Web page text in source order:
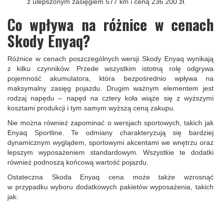
Co wpływa na różnice w cenach
Skody Enyaq?
Różnice w cenach poszczególnych wersji Skody Enyaq wynikają
z kilku czynników. Przede wszystkim istotną rolę odgrywa
pojemność akumulatora, która bezpośrednio wpływa na
maksymalny zasięg pojazdu. Drugim ważnym elementem jest
rodzaj napędu – napęd na cztery koła wiąże się z wyższymi
kosztami produkcji i tym samym wyższą ceną zakupu.
Nie można również zapominać o wersjach sportowych, takich jak
Enyaq Sportline. Te odmiany charakteryzują się bardziej
dynamicznym wyglądem, sportowymi akcentami we wnętrzu oraz
lepszym wyposażeniem standardowym. Wszystkie te dodatki
również podnoszą końcową wartość pojazdu.
Ostateczna Skoda Enyaq cena może także wzrosnąć
w przypadku wyboru dodatkowych pakietów wyposażenia, takich
jak: